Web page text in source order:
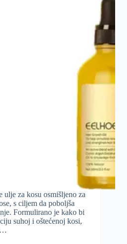
ulje za kosu osmišljeno za
s ciljem da poboljša
Formulirano je kako bi
suhoj i oštećenoj kosi,